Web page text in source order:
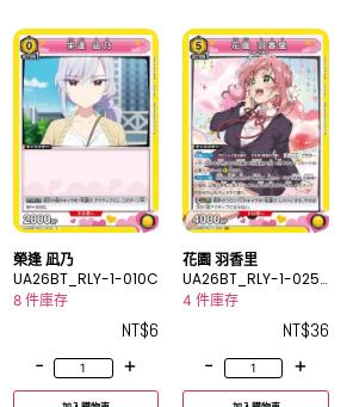
榮逢 凪乃
UA26BT_RLY-1-010C
8 件庫存
NT$6
-
+
花園 羽香里
UA26BT_RLY-1-025
SR
4 件庫存
NT$36
-
+